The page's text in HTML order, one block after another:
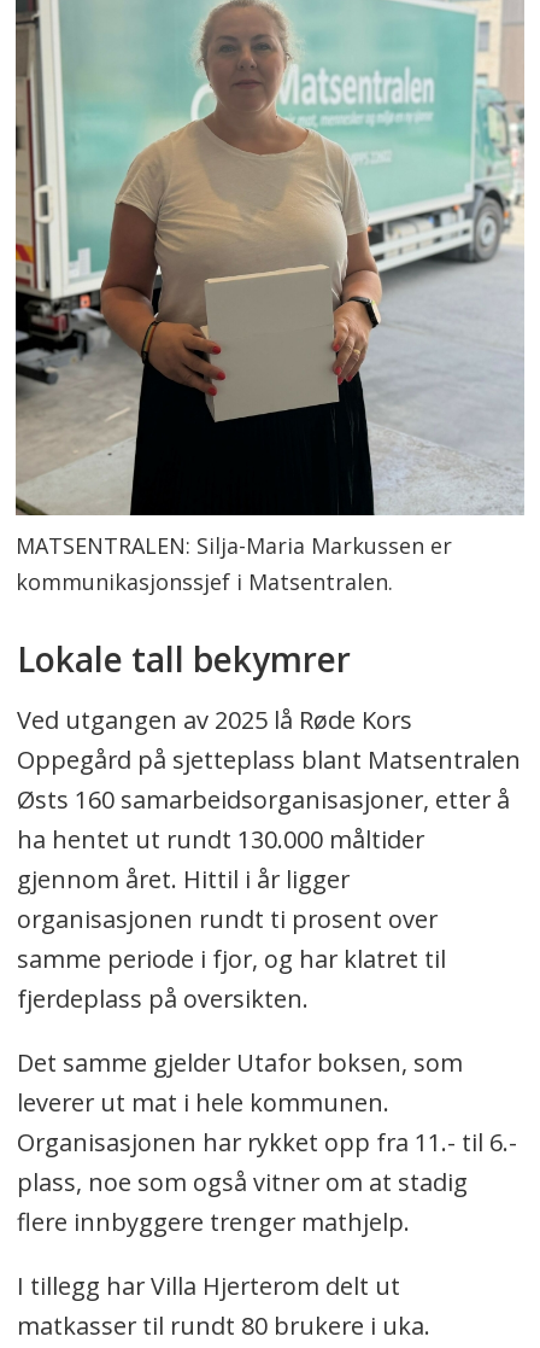
MATSENTRALEN: Silja-Maria Markussen er
kommunikasjonssjef i Matsentralen.
Lokale tall bekymrer
Ved utgangen av 2025 lå Røde Kors
Oppegård på sjetteplass blant Matsentralen
Østs 160 samarbeidsorganisasjoner, etter å
ha hentet ut rundt 130.000 måltider
gjennom året. Hittil i år ligger
organisasjonen rundt ti prosent over
samme periode i fjor, og har klatret til
fjerdeplass på oversikten.
Det samme gjelder Utafor boksen, som
leverer ut mat i hele kommunen.
Organisasjonen har rykket opp fra 11.- til 6.-
plass, noe som også vitner om at stadig
flere innbyggere trenger mathjelp.
I tillegg har Villa Hjerterom delt ut
matkasser til rundt 80 brukere i uka.